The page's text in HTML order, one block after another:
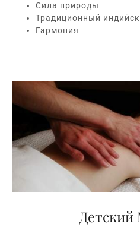
Сила природы
Традиционный
Гармония
Детский